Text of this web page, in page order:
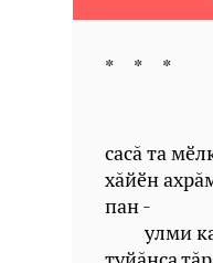
* * *
сасă та
хăйӗн
пан -
улми